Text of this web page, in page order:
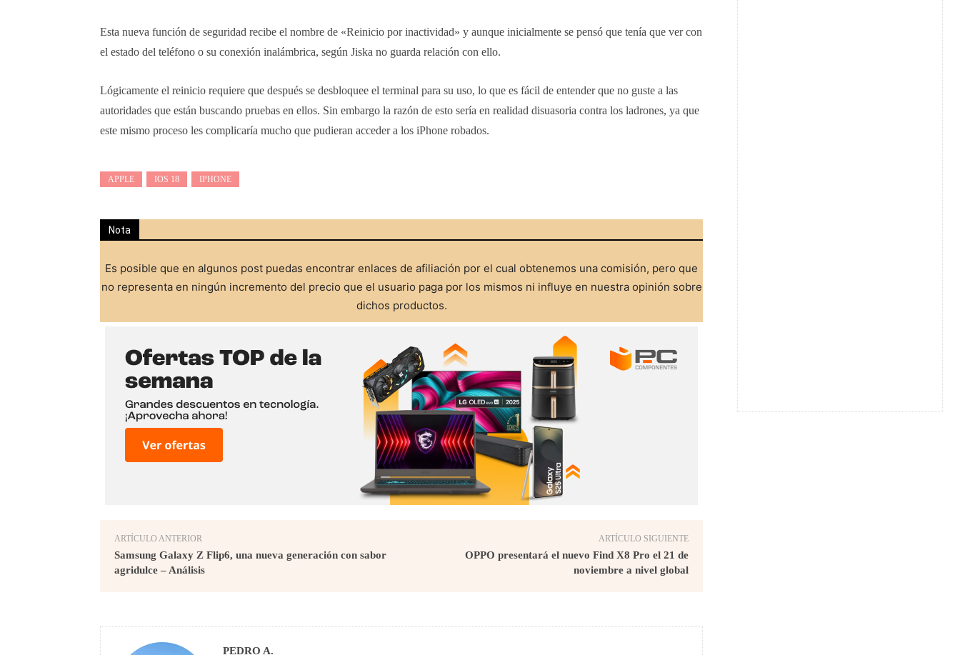
Esta nueva función de seguridad recibe el nombre de «Reinicio por inactividad» y aunque inicialmente se pensó que tenía que ver con
el estado del teléfono o su conexión inalámbrica, según Jiska no guarda relación con ello.
Lógicamente el reinicio requiere que después se desbloquee el terminal para su uso, lo que es fácil de entender que no guste a las
autoridades que están buscando pruebas en ellos. Sin embargo la razón de esto sería en realidad disuasoria contra los ladrones, ya que
este mismo proceso les complicaría mucho que pudieran acceder a los iPhone robados.
APPLE IOS 18 IPHONE
Nota
Es posible que en algunos post puedas encontrar enlaces de afiliación por el cual obtenemos una comisión, pero que
no representa en ningún incremento del precio que el usuario paga por los mismos ni influye en nuestra opinión sobre
dichos productos.
ARTÍCULO ANTERIOR
Samsung Galaxy Z Flip6, una nueva generación con sabor
agridulce – Análisis
ARTÍCULO SIGUIENTE
OPPO presentará el nuevo Find X8 Pro el 21 de
noviembre a nivel global
PEDRO A.